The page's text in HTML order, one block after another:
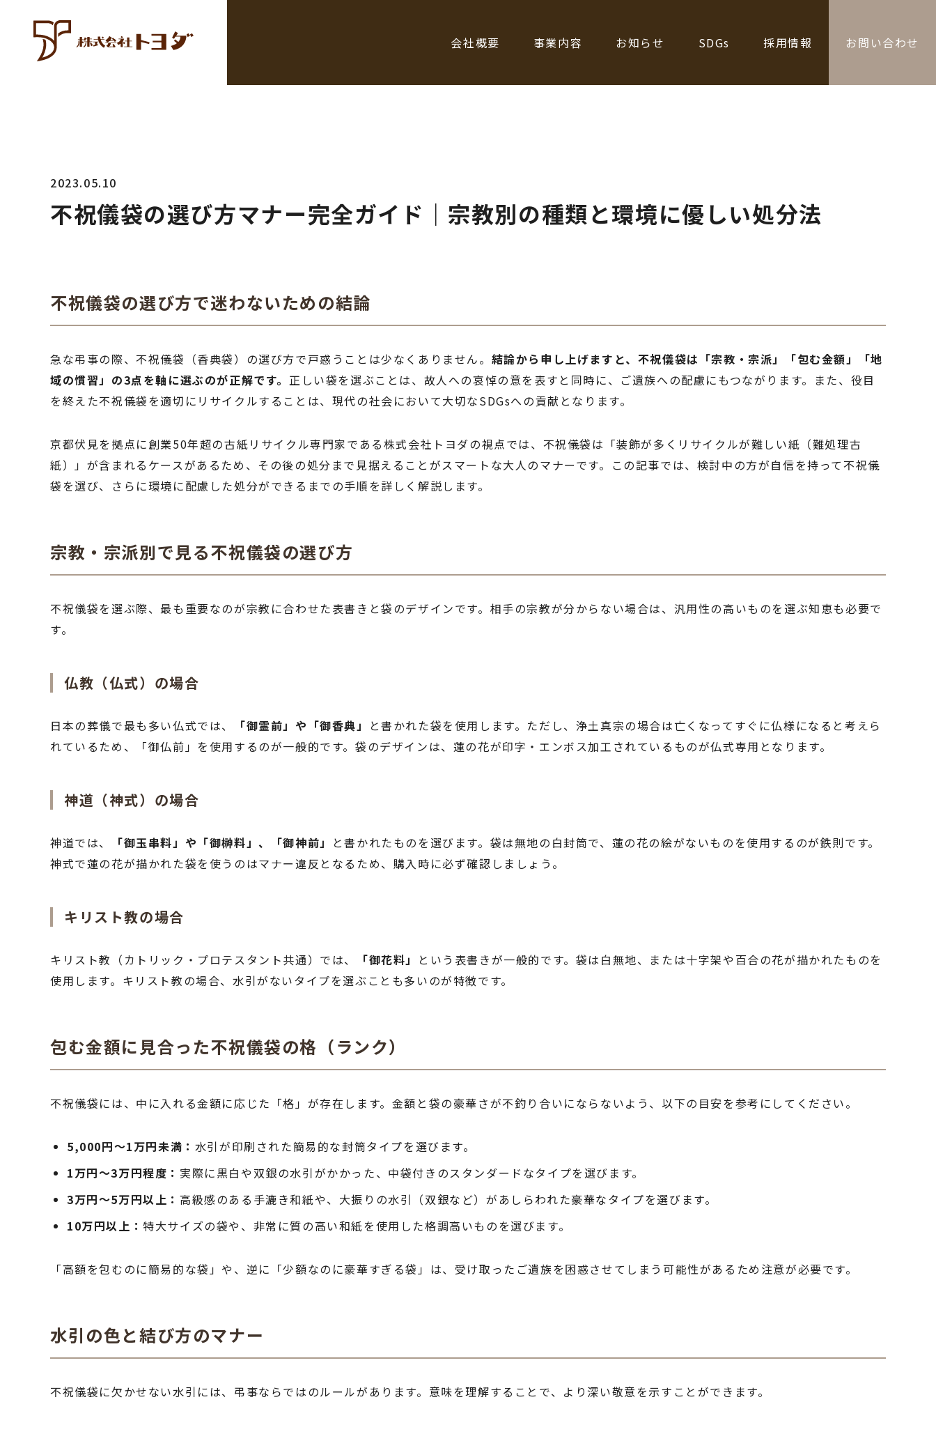
会社概要 事業内容 お知らせ SDGs 採用情報 お問い合わせ
2023.05.10
不祝儀袋の選び方マナー完全ガイド｜宗教別の種類と環境に優しい処分法
不祝儀袋の選び方で迷わないための結論
急な弔事の際、不祝儀袋（香典袋）の選び方で戸惑うことは少なくありません。 結論から申し上げますと、不祝儀袋は「宗教・宗派」「包む金額」「地
域の慣習」の3点を軸に選ぶのが正解です。正しい袋を選ぶことは、故人への哀悼の意を表すと同時に、ご遺族への配慮にもつながります。また、役目
を終えた不祝儀袋を適切にリサイクルすることは、現代の社会において大切なSDGsへの貢献となります。
京都伏見を拠点に創業50年超の古紙リサイクル専門家である株式会社トヨダの視点では、不祝儀袋は「装飾が多くリサイクルが難しい紙（難処理古
紙）」が含まれるケースがあるため、その後の処分まで見据えることがスマートな大人のマナーです。この記事では、検討中の方が自信を持って不祝儀
袋を選び、さらに環境に配慮した処分ができるまでの手順を詳しく解説します。
宗教・宗派別で見る不祝儀袋の選び方
不祝儀袋を選ぶ際、最も重要なのが宗教に合わせた表書きと袋のデザインです。相手の宗教が分からない場合は、汎用性の高いものを選ぶ知恵も必要で
す。
仏教（仏式）の場合
日本の葬儀で最も多い仏式では、 「御霊前」や「御香典」
と書かれた袋を使用します。ただし、浄土真宗の場合は亡くなってすぐに仏様になると考えら
れているため、「御仏前」を使用するのが一般的です。袋のデザインは、蓮の花が印字・エンボス加工されているものが仏式専用となります。
神道（神式）の場合
神道では、 「御玉串料」や「御榊料」、「御神前」
と書かれたものを選びます。袋は無地の白封筒で、蓮の花の絵がないものを使用するのが鉄則です。
神式で蓮の花が描かれた袋を使うのはマナー違反となるため、購入時に必ず確認しましょう。
キリスト教の場合
キリスト教（カトリック・プロテスタント共通）では、 「御花料」
という表書きが一般的です。袋は白無地、または十字架や百合の花が描かれたものを
使用します。キリスト教の場合、水引がないタイプを選ぶことも多いのが特徴です。
包む金額に見合った不祝儀袋の格（ランク）
不祝儀袋には、中に入れる金額に応じた「格」が存在します。金額と袋の豪華さが不釣り合いにならないよう、以下の目安を参考にしてください。
5,000円〜1万円未満： 水引が印刷された簡易的な封筒タイプを選びます。
1万円〜3万円程度： 実際に黒白や双銀の水引がかかった、中袋付きのスタンダードなタイプを選びます。
3万円〜5万円以上： 高級感のある手漉き和紙や、大振りの水引（双銀など）があしらわれた豪華なタイプを選びます。
10万円以上： 特大サイズの袋や、非常に質の高い和紙を使用した格調高いものを選びます。
「高額を包むのに簡易的な袋」や、逆に「少額なのに豪華すぎる袋」は、受け取ったご遺族を困惑させてしまう可能性があるため注意が必要です。
水引の色と結び方のマナー
不祝儀袋に欠かせない水引には、弔事ならではのルールがあります。意味を理解することで、より深い敬意を示すことができます。